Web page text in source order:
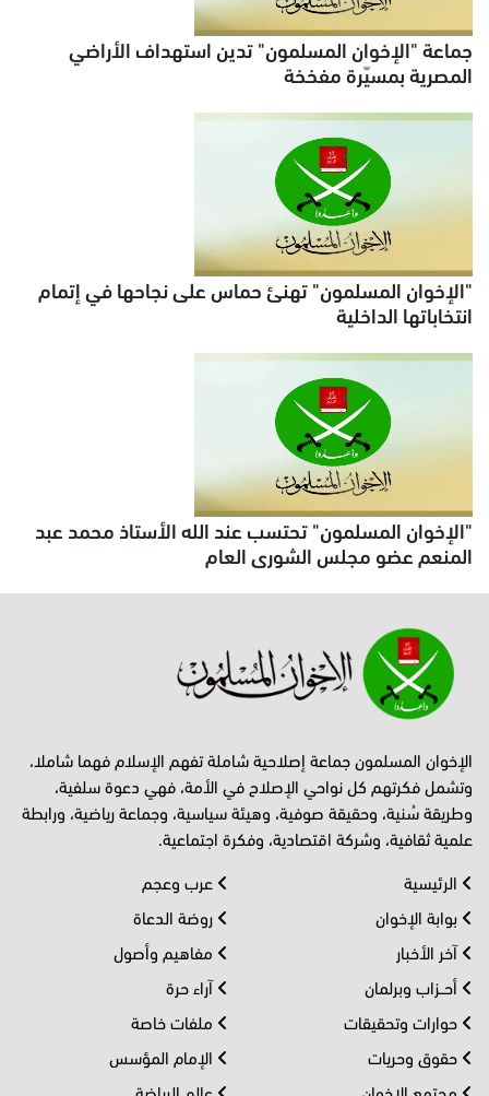
جماعة "الإخوان المسلمون" تدين استهداف الأراضي
المصرية بمسيّرة مفخخة
"الإخوان المسلمون" تهنئ حماس على نجاحها في إتمام
انتخاباتها الداخلية
"الإخوان المسلمون" تحتسب عند الله الأستاذ محمد عبد
المنعم عضو مجلس الشورى العام
الإخوان المسلمون جماعة إصلاحية شاملة تفهم الإسلام فهما شاملا،
وتشمل فكرتهم كل نواحي الإصلاح في الأمة، فهي دعوة سلفية،
وطريقة سُنية، وحقيقة صوفية، وهيئة سياسية، وجماعة رياضية، ورابطة
علمية ثقافية، وشركة اقتصادية، وفكرة اجتماعية.
الرئيسية
بوابة الإخوان
آخر الأخبار
أحــزاب وبرلمان
حوارات وتحقيقات
حقوق وحريات
مجتمع الإخوان
عرب وعجم
روضة الدعاة
مفاهيم وأصول
آراء حرة
ملفات خاصة
الإمام المؤسس
عالم الرياضة